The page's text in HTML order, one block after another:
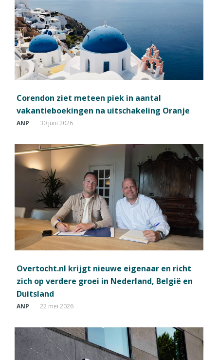
Corendon ziet meteen piek in aantal
vakantieboekingen na uitschakeling Oranje
ANP 30 juni 2026
Overtocht.nl krijgt nieuwe eigenaar en richt
zich op verdere groei in Nederland, België en
Duitsland
ANP 22 mei 2026